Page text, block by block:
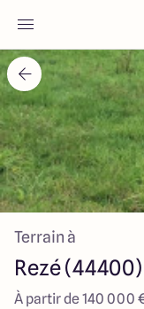
Accueil
Nos
Nos
Votre projet
Qui
Terrain à
Rezé (44400)
À partir de 140 000